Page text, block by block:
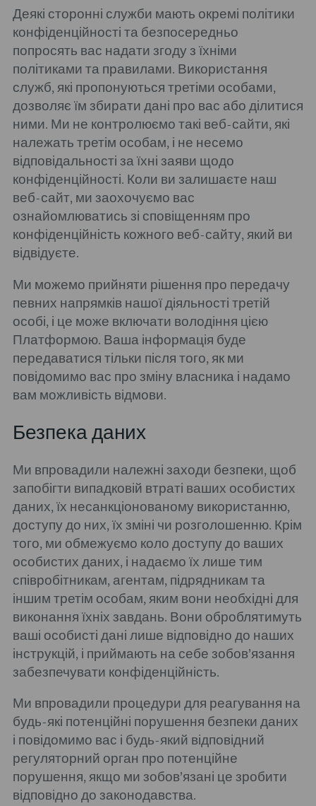
Деякі сторонні служби мають окремі політики
конфіденційності та безпосередньо
попросять вас надати згоду з їхніми
політиками та правилами. Використання
служб, які пропонуються третіми особами,
дозволяє їм збирати дані про вас або ділитися
ними. Ми не контролюємо такі веб-сайти, які
належать третім особам, і не несемо
відповідальності за їхні заяви щодо
конфіденційності. Коли ви залишаєте наш
веб-сайт, ми заохочуємо вас
ознайомлюватись зі сповіщенням про
конфіденційність кожного веб-сайту, який ви
відвідуєте.
Ми можемо прийняти рішення про передачу
певних напрямків нашої діяльності третій
особі, і це може включати володіння цією
Платформою. Ваша інформація буде
передаватися тільки після того, як ми
повідомимо вас про зміну власника і надамо
вам можливість відмови.
Безпека даних
Ми впровадили належні заходи безпеки, щоб
запобігти випадковій втраті ваших особистих
даних, їх несанкціонованому використанню,
доступу до них, їх зміні чи розголошенню. Крім
того, ми обмежуємо коло доступу до ваших
особистих даних, і надаємо їх лише тим
співробітникам, агентам, підрядникам та
іншим третім особам, яким вони необхідні для
виконання їхніх завдань. Вони оброблятимуть
ваші особисті дані лише відповідно до наших
інструкцій, і приймають на себе зобов’язання
забезпечувати конфіденційність.
Ми впровадили процедури для реагування на
будь-які потенційні порушення безпеки даних
і повідомимо вас і будь-який відповідний
регуляторний орган про потенційне
порушення, якщо ми зобов’язані це зробити
відповідно до законодавства.